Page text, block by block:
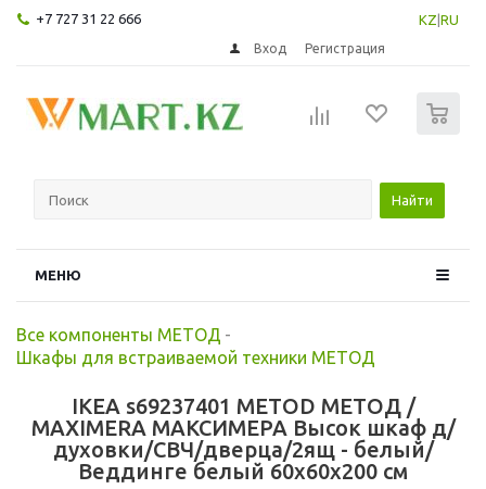
+7 727 31 22 666 KZ RU
Вход Регистрация
Найти
МЕНЮ
Все компоненты МЕТОД -
Шкафы для встраиваемой техники МЕТОД
IKEA s69237401 METOD МЕТОД /
MAXIMERA МАКСИМЕРА Высок шкаф д/
духовки/СВЧ/дверца/2ящ - белый/
Веддинге белый 60x60x200 см